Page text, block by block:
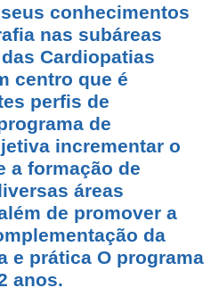
conhecimentos
nas subáreas
Cardiopatias
centro que é
perfis de
de
incrementar o
a formação de
áreas
de promover a
da
e prática O programa
anos.